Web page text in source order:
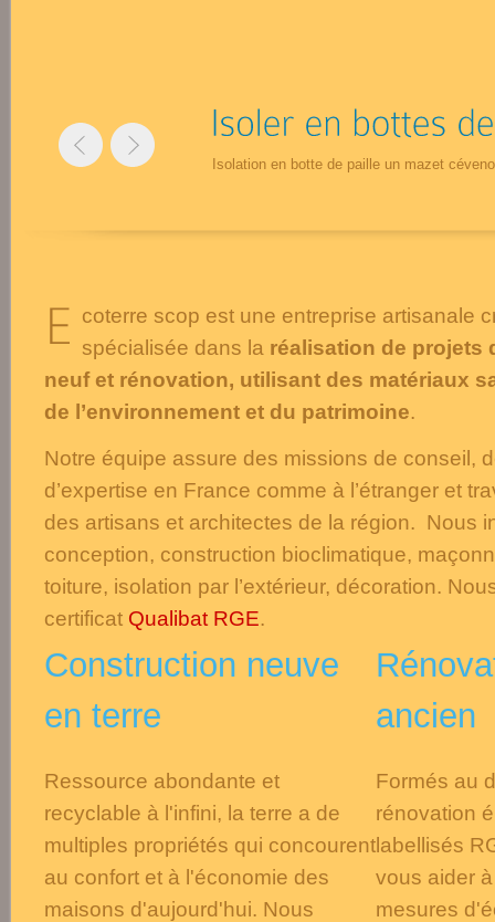
Isolation en botte de paille un mazet
coterre scop est une entreprise artisanale
spécialisée dans la réalisation de projets
neuf et rénovation, utilisant des matériaux
de l’environnement et du patrimoine.
Notre équipe assure des missions de conseil,
d’expertise en France comme à l’étranger et
des artisans et architectes de la région. Nous
conception, construction bioclimatique,
toiture, isolation par l’extérieur, décoration.
certificat Qualibat RGE.
Construction neuve
en terre
Ressource abondante et
recyclable à l'infini, la terre a de
multiples propriétés qui concourent
au confort et à l'économie des
maisons d'aujourd'hui. Nous
ancien
Formés au
rénovation
labellisés
vous aider
mesures